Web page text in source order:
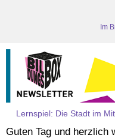
Im
Lernspiel: Die Stadt im
Guten Tag und herzlich